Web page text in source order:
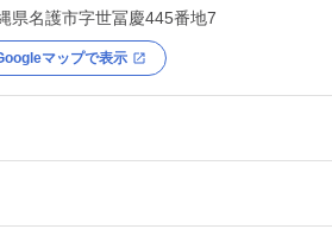
県名護市字世冨慶445番地7
マップで表示